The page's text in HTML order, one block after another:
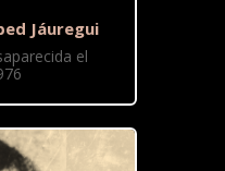
Jáuregui
el